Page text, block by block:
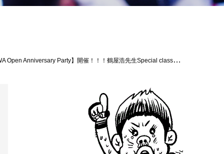
れまでのTheパラエストラ沖縄について、そして未来のTHE BLACK BELT JAPAN沖縄格闘技に関して、皆さんでゆんたくして楽しく時間を過ごせればと思います。ジム生徒はもちろんの事、THE BLACK BELT JAPAN OKINAWAにゆかりがある方、是非ご出席くださいませ！※①Opening Ceremony Partyに関しては出席状況を確認させてもらえればと思いますので、指導員旭那拳・松根までご連絡願えればと思います。多数のご参加お待ちしております、よろしくお願いします！！#THEBLACKBELTJAPAN #Theパラエストラ沖縄 #沖縄 #那覇 #国場 #コザ #shooto #MMA #総合格闘技 #修斗 #キックボクシング #柔術 #jiujitsu